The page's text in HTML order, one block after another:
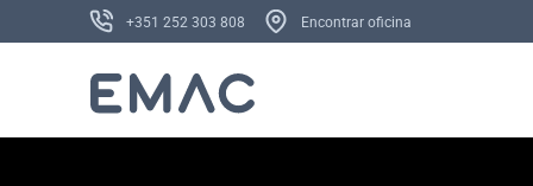
+351 252 303 808 Encontrar oficina